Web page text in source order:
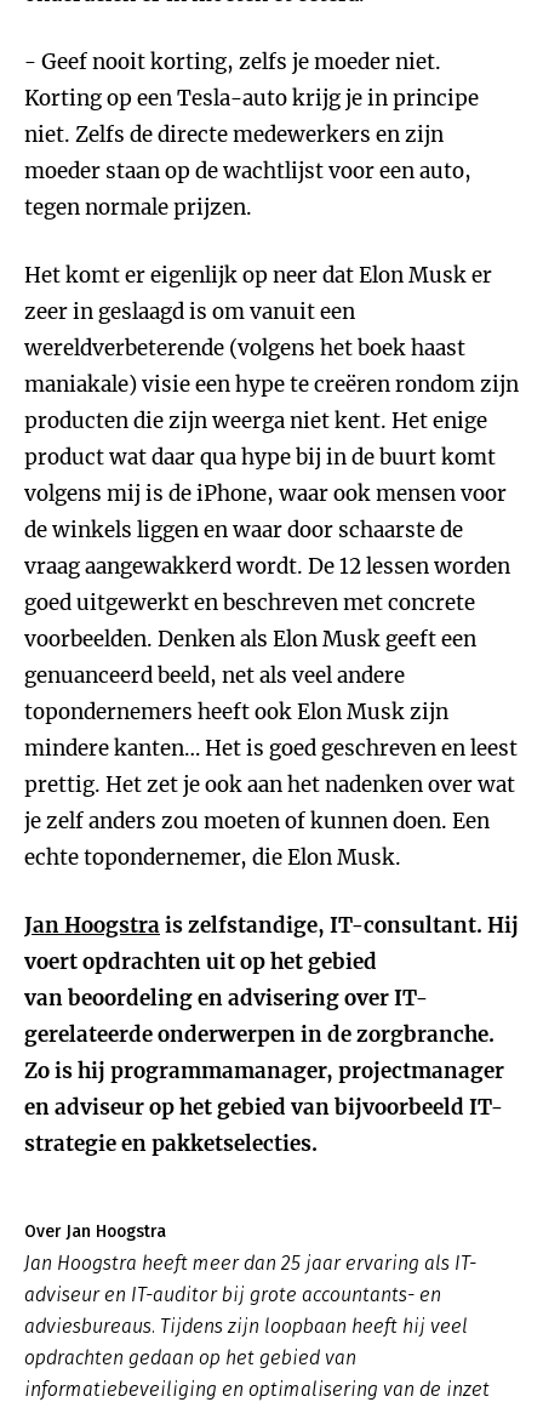
- Geef nooit korting, zelfs je moeder niet.
Korting op een Tesla-auto krijg je in principe
niet. Zelfs de directe medewerkers en zijn
moeder staan op de wachtlijst voor een auto,
tegen normale prijzen.
Het komt er eigenlijk op neer dat Elon Musk er
zeer in geslaagd is om vanuit een
wereldverbeterende (volgens het boek haast
maniakale) visie een hype te creëren rondom zijn
producten die zijn weerga niet kent. Het enige
product wat daar qua hype bij in de buurt komt
volgens mij is de iPhone, waar ook mensen voor
de winkels liggen en waar door schaarste de
vraag aangewakkerd wordt. De 12 lessen worden
goed uitgewerkt en beschreven met concrete
voorbeelden. Denken als Elon Musk geeft een
genuanceerd beeld, net als veel andere
topondernemers heeft ook Elon Musk zijn
mindere kanten… Het is goed geschreven en leest
prettig. Het zet je ook aan het nadenken over wat
je zelf anders zou moeten of kunnen doen. Een
echte topondernemer, die Elon Musk.
Jan Hoogstrais zelfstandige, IT-consultant. Hij
voert opdrachten uit op het gebied
van beoordeling en advisering over IT-
gerelateerde onderwerpen in de zorgbranche.
Zo is hij programmamanager, projectmanager
en adviseur op het gebied van bijvoorbeeld IT-
strategie en pakketselecties.
Over Jan Hoogstra
Jan Hoogstra heeft meer dan 25 jaar ervaring als IT-
adviseur en IT-auditor bij grote accountants- en
adviesbureaus. Tijdens zijn loopbaan heeft hij veel
opdrachten gedaan op het gebied van
informatiebeveiliging en optimalisering van de inzet